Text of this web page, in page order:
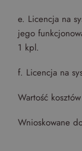
e. Licencja na
jego
1 kpl.
f. Licencja na
Wartość
Wnioskowane